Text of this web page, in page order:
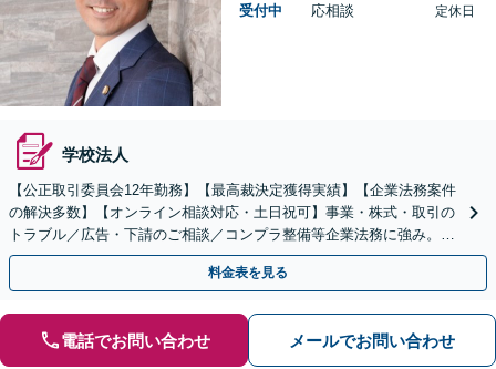
受付中
応相談
定休日
学校法人
【公正取引委員会12年勤務】【最高裁決定獲得実績】【企業法務案件
の解決多数】【オンライン相談対応・土日祝可】事業・株式・取引の
トラブル／広告・下請のご相談／コンプラ整備等企業法務に強み。株
式の相続／誹謗中傷対策／不動産問題まで幅広く対応！
料金表を見る
電話でお問い合わせ メールでお問い合わせ